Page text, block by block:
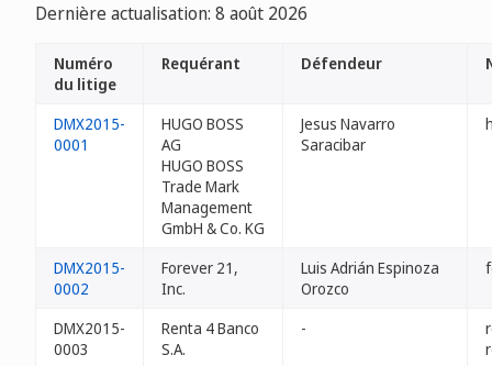
Dernière actualisation: 8 août 2026
Numéro
du litige
Requérant Défendeur
DMX2015-
0001
HUGO BOSS
AG
HUGO BOSS
Trade Mark
Management
GmbH & Co. KG
Jesus Navarro
Saracibar
DMX2015-
0002
Forever 21,
Inc.
Luis Adrián Espinoza
Orozco
DMX2015-
0003
Renta 4 Banco
S.A.
-